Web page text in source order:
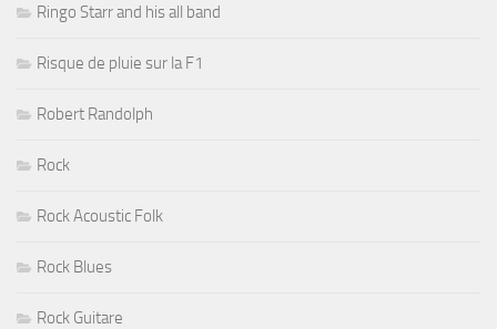
Ringo Starr and his all band
Risque de pluie sur la F1
Robert Randolph
Rock
Rock Acoustic Folk
Rock Blues
Rock Guitare